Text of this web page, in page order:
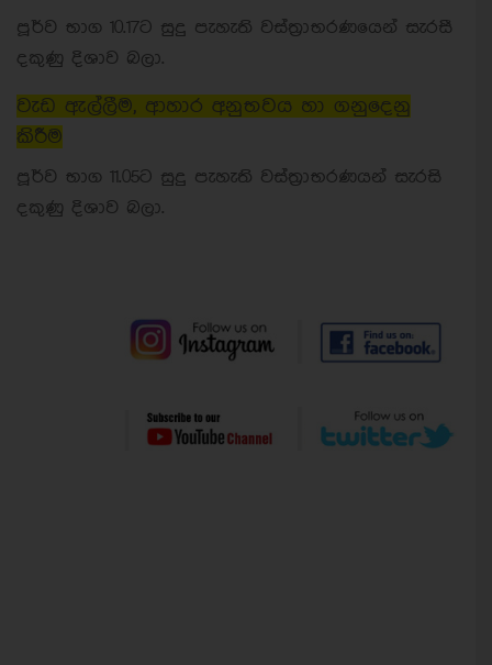
පූර්ව භාග 10.17ට සුදු පැහැති වස්ත්‍රාභරණයෙන් සැරසී
දකුණු දිශාව බලා.
වැඩ ඇල්ලීම, ආහාර අනුභවය හා ගනුදෙනු
කිරීම
පූර්ව භාග 11.05ට සුදු පැහැති වස්ත්‍රාභරණයන් සැරසි
දකුණු දිශාව බලා.